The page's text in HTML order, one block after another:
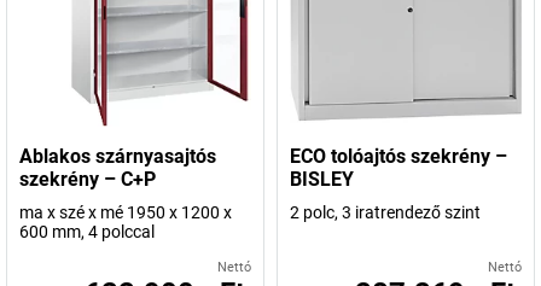
Ablakos szárnyasajtós
szekrény – C+P
ma x szé x mé 1950 x 1200 x
600 mm, 4 polccal
Nettó
ECO tolóajtós szekrény –
BISLEY
2 polc, 3 iratrendező szint
Nettó